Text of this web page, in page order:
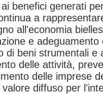
benefici generati
a
all'economia
e
di beni strumentali
delle attività,
delle imprese
diffuso per